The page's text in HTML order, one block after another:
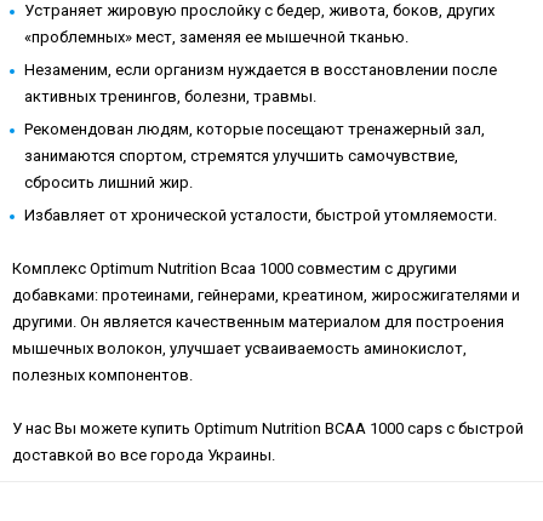
Устраняет жировую прослойку с бедер, живота, боков, других
«проблемных» мест, заменяя ее мышечной тканью.
Незаменим, если организм нуждается в восстановлении после
активных тренингов, болезни, травмы.
Рекомендован людям, которые посещают тренажерный зал,
занимаются спортом, стремятся улучшить самочувствие,
сбросить лишний жир.
Избавляет от хронической усталости, быстрой утомляемости.
Комплекс Optimum Nutrition Bcaa 1000 совместим с другими
добавками: протеинами, гейнерами, креатином, жиросжигателями и
другими. Он является качественным материалом для построения
мышечных волокон, улучшает усваиваемость аминокислот,
полезных компонентов.
У нас Вы можете купить Optimum Nutrition BCAA 1000 caps с быстрой
доставкой во все города Украины.